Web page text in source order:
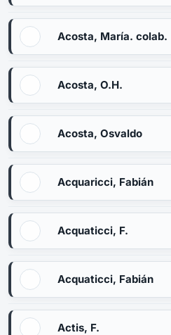
Acosta, María. colab.
Acosta, O.H.
Acosta, Osvaldo
Acquaricci, Fabián
Acquaticci, F.
Acquaticci, Fabián
Actis, F.